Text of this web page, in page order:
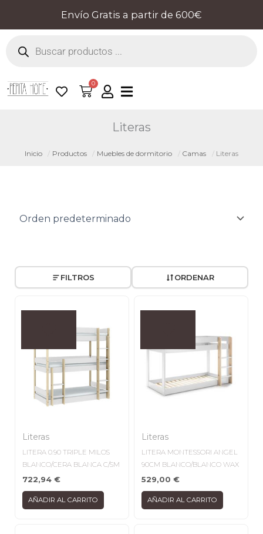
contenido
Envío Gratis a partir de 600€
productos
0
Cart
Literas
Inicio Productos Muebles de dormitorio Camas Literas
FILTROS ORDENAR
Literas
LITERA 0.90 TRIPLE MILOS
BLANCO/CERA BLANCA C/SM
722,94€
AÑADIR AL CARRITO
Literas
LITERA MONTESSORI ANGEL
90CM BLANCO/BLANCO WAX
529,00 €
AÑADIR AL CARRITO